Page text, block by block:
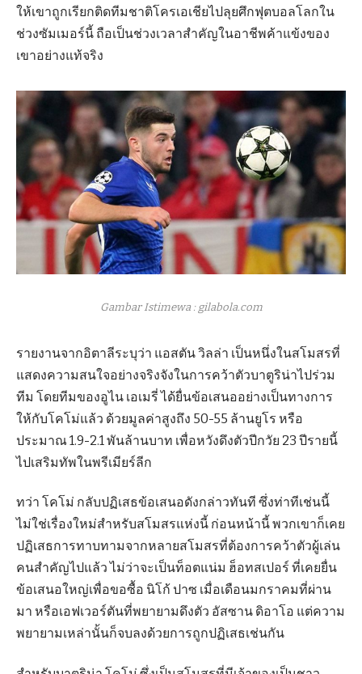
ให้เขาถูกเรียกติดทีมชาติโครเอเชียไปลุยศึกฟุตบอลโลกใน
ช่วงซัมเมอร์นี้ ถือเป็นช่วงเวลาสำคัญในอาชีพค้าแข้งของ
เขาอย่างแท้จริง
Gambar Istimewa : gilabola.com
รายงานจากอิตาลีระบุว่า แอสตัน วิลล่า เป็นหนึ่งในสโมสรที่
แสดงความสนใจอย่างจริงจังในการคว้าตัวบาตูริน่าไปร่วม
ทีม โดยทีมของอูไน เอเมรี่ ได้ยื่นข้อเสนออย่างเป็นทางการ
ให้กับโคโม่แล้ว ด้วยมูลค่าสูงถึง 50-55 ล้านยูโร หรือ
ประมาณ 1.9-2.1 พันล้านบาท เพื่อหวังดึงตัวปีกวัย 23 ปีรายนี้
ไปเสริมทัพในพรีเมียร์ลีก
ทว่า โคโม่ กลับปฏิเสธข้อเสนอดังกล่าวทันที ซึ่งท่าทีเช่นนี้
ไม่ใช่เรื่องใหม่สำหรับสโมสรแห่งนี้ ก่อนหน้านี้ พวกเขาก็เคย
ปฏิเสธการทาบทามจากหลายสโมสรที่ต้องการคว้าตัวผู้เล่น
คนสำคัญไปแล้ว ไม่ว่าจะเป็นท็อตแน่ม ฮ็อทสเปอร์ ที่เคยยื่น
ข้อเสนอใหญ่เพื่อขอซื้อ นิโก้ ปาซ เมื่อเดือนมกราคมที่ผ่าน
มา หรือเอฟเวอร์ตันที่พยายามดึงตัว อัสซาน ดิอาโอ แต่ความ
พยายามเหล่านั้นก็จบลงด้วยการถูกปฏิเสธเช่นกัน